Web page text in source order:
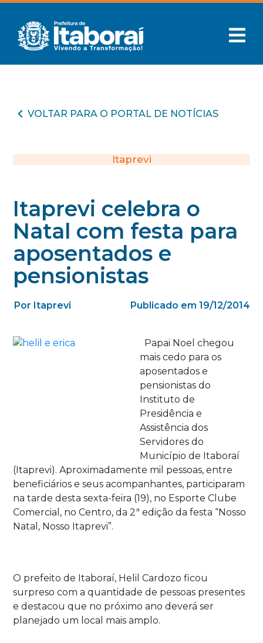
VOLTAR PARA O PORTAL DE NOTÍCIAS
Itaprevi
Itaprevi celebra o
Natal com festa para
aposentados e
pensionistas
Por Itaprevi Publicado em 19/12/2014
Papai Noel chegou
mais cedo para os
aposentados e
pensionistas do
Instituto de
Presidência e
Assistência dos
Servidores do
Município de Itaboraí
(Itaprevi). Aproximadamente mil pessoas, entre
beneficiários e seus acompanhantes, participaram
na tarde desta sexta-feira (19), no Esporte Clube
Comercial, no Centro, da 2ª edição da festa “Nosso
Natal, Nosso Itaprevi”.
O prefeito de Itaboraí, Helil Cardozo ficou
surpreso com a quantidade de pessoas presentes
e destacou que no próximo ano deverá ser
planejado um local mais amplo.